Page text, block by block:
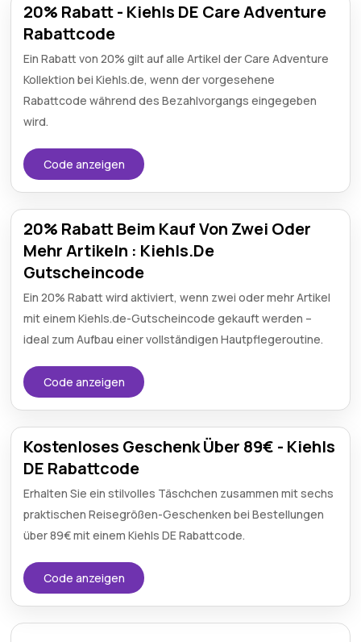
20% Rabatt - Kiehls DE Care Adventure
Rabattcode
Ein Rabatt von 20% gilt auf alle Artikel der Care Adventure
Kollektion bei Kiehls.de, wenn der vorgesehene
Rabattcode während des Bezahlvorgangs eingegeben
wird.
Code anzeigen
20% Rabatt Beim Kauf Von Zwei Oder
Mehr Artikeln : Kiehls.De
Gutscheincode
Ein 20% Rabatt wird aktiviert, wenn zwei oder mehr Artikel
mit einem Kiehls.de-Gutscheincode gekauft werden –
ideal zum Aufbau einer vollständigen Hautpflegeroutine.
Code anzeigen
Kostenloses Geschenk Über 89€ - Kiehls
DE Rabattcode
Erhalten Sie ein stilvolles Täschchen zusammen mit sechs
praktischen Reisegrößen-Geschenken bei Bestellungen
über 89€ mit einem Kiehls DE Rabattcode.
Code anzeigen